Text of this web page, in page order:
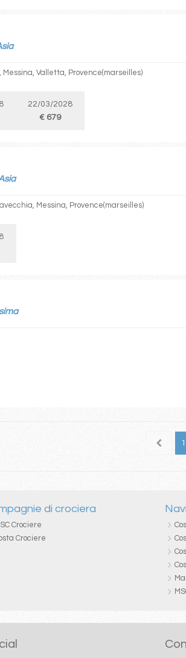
Valletta, Provence(marseilles)
22/03/2028
€ 679
Messina, Provence(marseilles)
136
di crociera
Crociere
Crociere